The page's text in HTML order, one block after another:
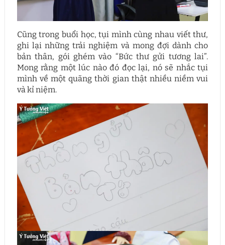
Cũng trong buổi học, tụi mình cùng nhau viết thư,
ghi lại những trải nghiệm và mong đợi dành cho
bản thân, gói ghém vào “Bức thư gửi tương lai”.
Mong rằng một lúc nào đó đọc lại, nó sẽ nhắc tụi
mình về một quãng thời gian thật nhiều niềm vui
và kỉ niệm.